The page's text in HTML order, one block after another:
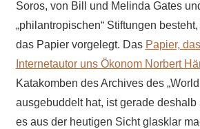
Soros, von Bill und Melinda Gates
„philantropischen“ Stiftungen
das Papier vorgelegt. Das Papier,
Internetautor uns Ökonom Norbert
Katakomben des Archives des
ausgebuddelt hat, ist gerade deshalb
es aus der heutigen Sicht glasklar